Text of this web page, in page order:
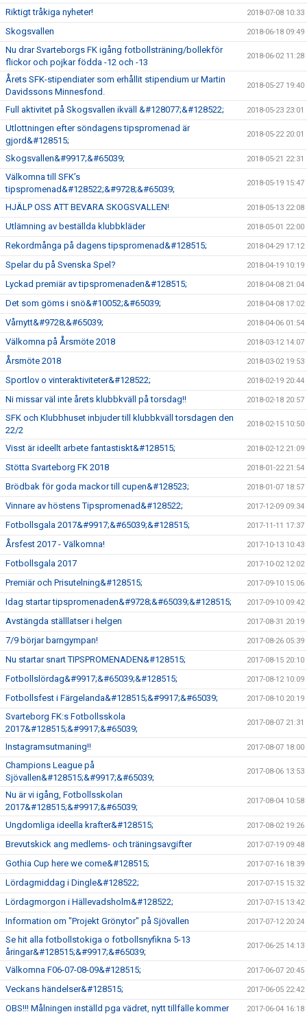
Riktigt tråkiga nyheter! 2018-07-08 10:33
Skogsvallen 2018-06-18 09:49
Nu drar Svarteborgs FK igång fotbollsträning/bollekför
flickor och pojkar födda -12 och -13
2018-06-02 11:28
Årets SFK-stipendiater som erhållit stipendium ur Martin
Davidssons Minnesfond.
2018-05-27 19:40
Full aktivitet på Skogsvallen ikväll &#128077;&#128522; 2018-05-23 23:01
Utlottningen efter söndagens tipspromenad är
gjord&#128515;
2018-05-22 20:01
Skogsvallen&#9917;&#65039; 2018-05-21 22:31
Välkomna till SFK’s
tipspromenad&#128522;&#9728;&#65039;
2018-05-19 15:47
HJÄLP OSS ATT BEVARA SKOGSVALLEN! 2018-05-13 22:08
Utlämning av beställda klubbkläder 2018-05-01 22:00
Rekordmånga på dagens tipspromenad&#128515; 2018-04-29 17:12
Spelar du på Svenska Spel? 2018-04-19 10:19
Lyckad premiär av tipspromenaden&#128515; 2018-04-08 21:04
Det som göms i snö&#10052;&#65039; 2018-04-08 17:02
Vårnytt&#9728;&#65039; 2018-04-06 01:54
Välkomna på Årsmöte 2018 2018-03-12 14:07
Årsmöte 2018 2018-03-02 19:53
Sportlov o vinteraktiviteter&#128522; 2018-02-19 20:44
Ni missar väl inte årets klubbkväll på torsdag!! 2018-02-18 20:57
SFK och Klubbhuset inbjuder till klubbkväll torsdagen den
22/2
2018-02-15 10:50
Visst är ideellt arbete fantastiskt&#128515; 2018-02-12 21:09
Stötta Svarteborg FK 2018 2018-01-22 21:54
Brödbak för goda mackor till cupen&#128523; 2018-01-07 18:57
Vinnare av höstens Tipspromenad&#128522; 2017-12-09 09:34
Fotbollsgala 2017&#9917;&#65039;&#128515; 2017-11-11 17:37
Årsfest 2017 - Välkomna! 2017-10-13 10:43
Fotbollsgala 2017 2017-10-02 12:02
Premiär och Prisutelning&#128515; 2017-09-10 15:06
Idag startar tipspromenaden&#9728;&#65039;&#128515; 2017-09-10 09:42
Avstängda ställlatser i helgen 2017-08-31 20:19
7/9 börjar barngympan! 2017-08-26 05:39
Nu startar snart TIPSPROMENADEN&#128515; 2017-08-15 20:10
Fotbollslördag&#9917;&#65039;&#128515; 2017-08-12 10:09
Fotbollsfest i Färgelanda&#128515;&#9917;&#65039; 2017-08-10 20:19
Svarteborg FK:s Fotbollsskola
2017&#128515;&#9917;&#65039;
2017-08-07 21:31
Instagramsutmaning!! 2017-08-07 18:00
Champions League på
Sjövallen&#128515;&#9917;&#65039;
2017-08-06 13:53
Nu är vi igång, Fotbollsskolan
2017&#128515;&#9917;&#65039;
2017-08-04 10:58
Ungdomliga ideella krafter&#128515; 2017-08-02 19:26
Brevutskick ang medlems- och träningsavgifter 2017-07-19 09:48
Gothia Cup here we come&#128515; 2017-07-16 18:39
Lördagmiddag i Dingle&#128522; 2017-07-15 15:32
Lördagmorgon i Hällevadsholm&#128522; 2017-07-15 13:42
Information om "Projekt Grönytor" på Sjövallen 2017-07-12 20:24
Se hit alla fotbollstokiga o fotbollsnyfikna 5-13
åringar&#128515;&#9917;&#65039;
2017-06-25 14:13
Välkomna F06-07-08-09&#128515; 2017-06-07 20:45
Veckans händelser&#128515; 2017-06-05 22:42
OBS!!! Målningen inställd pga vädret, nytt tillfälle kommer 2017-06-04 16:18